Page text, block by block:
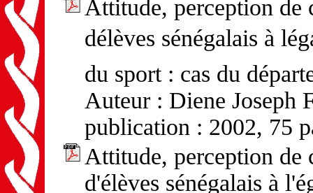
Attitude, perception de
délèves sénégalais à
du sport : cas du
Auteur : Diene Joseph
publication : 2002, 75
Attitude, perception de
d'élèves sénégalais à